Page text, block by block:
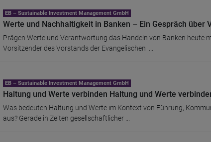
EB – Sustainable Investment Management GmbH
Werte und Nachhaltigkeit in Banken – Ein Gespräch über
Prägen Werte und Verantwortung das Handeln von Banken heute
Vorsitzender des Vorstands der Evangelischen ...
EB – Sustainable Investment Management GmbH
Haltung und Werte verbinden Haltung und Werte
Was bedeuten Haltung und Werte im Kontext von Führung,
aus? Gerade in Zeiten gesellschaftlicher ...